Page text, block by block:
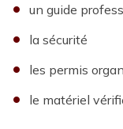
un guide
la sécurité
les permis
le matériel